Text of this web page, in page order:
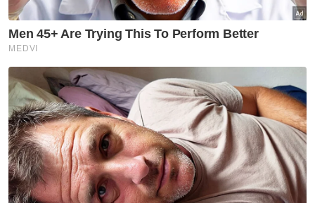
Kemalangan dipercayai berlaku akibat tindakan pemandu dua
kereta mewah yang memandu secara laju dan melulu.
Kemalangan dipercayai berlaku akibat
tindakan pemandu dua kereta mewah yang
memandu secara laju dan melulu, dengan